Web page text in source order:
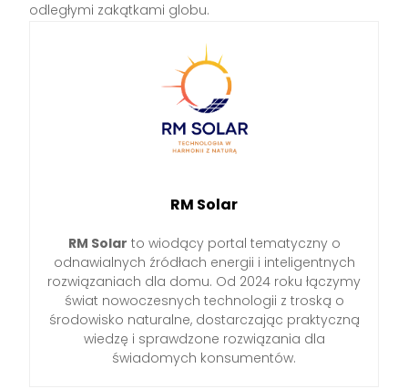
odległymi zakątkami globu.
RM Solar
RM Solar to wiodący portal tematyczny o
odnawialnych źródłach energii i inteligentnych
rozwiązaniach dla domu. Od 2024 roku łączymy
świat nowoczesnych technologii z troską o
środowisko naturalne, dostarczając praktyczną
wiedzę i sprawdzone rozwiązania dla
świadomych konsumentów.